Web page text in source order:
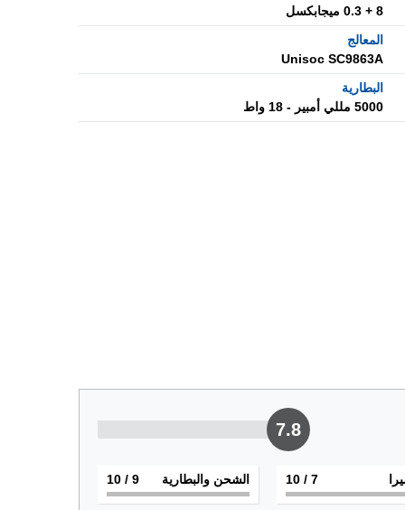
8 + 0.3 ميجابكسل
المعالج
Unisoc SC9863A
البطارية
5000 مللي أمبير - 18 واط
7.8
7
/ 10 الشحن والبطارية 9
/ 10